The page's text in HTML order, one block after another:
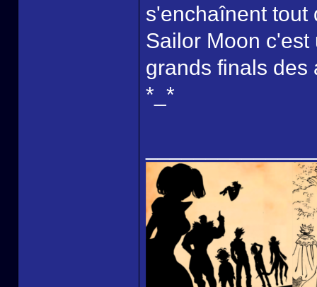
s'enchaînent tout
Sailor Moon
grands finals des
*_*